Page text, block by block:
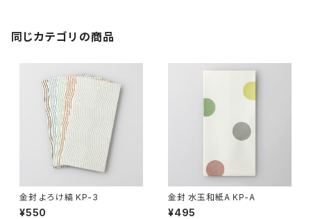
同じカテゴリの商品
金封 よろけ縞 KP-3
¥550
金封 水玉和紙A KP-A
¥495